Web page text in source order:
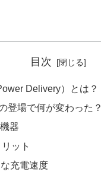
目次
Delivery）とは？
登場で何が変わった？
器
ット
充電速度